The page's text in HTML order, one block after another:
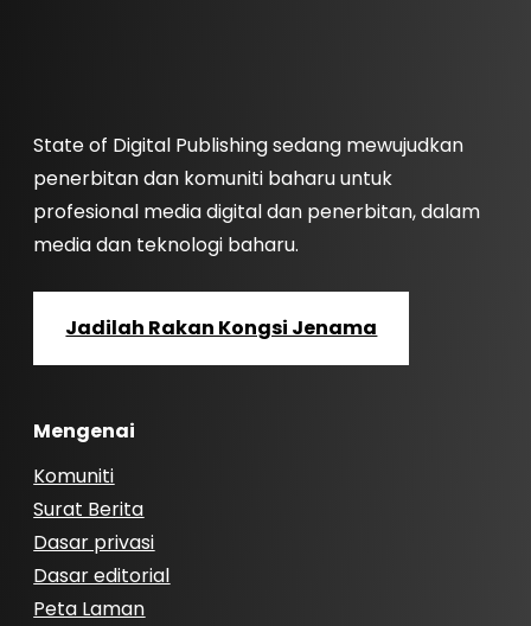
State of Digital Publishing sedang mewujudkan
penerbitan dan komuniti baharu untuk
profesional media digital dan penerbitan, dalam
media dan teknologi baharu.
Jadilah Rakan Kongsi Jenama
Mengenai
Komuniti
Surat Berita
Dasar privasi
Dasar editorial
Peta Laman